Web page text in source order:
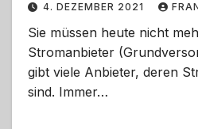
4. DEZEMBER 2021
Sie müssen heute nicht
Stromanbieter
gibt viele Anbieter, deren
sind. Immer…